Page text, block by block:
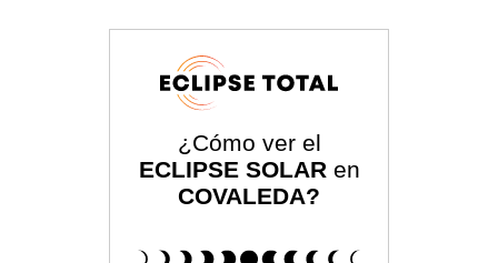
¿Cómo ver el
ECLIPSE SOLAR en
COVALEDA?